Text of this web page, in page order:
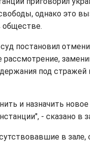
однако это
обществе.
постановил
рассмотрение,
под
и назначить
- сказано в
в зале,